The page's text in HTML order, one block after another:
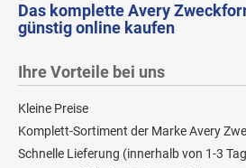
Das komplette Avery
günstig online kaufen
Ihre Vorteile bei uns
Kleine Preise
Komplett-Sortiment der Marke Avery
Schnelle Lieferung (innerhalb von 1-3